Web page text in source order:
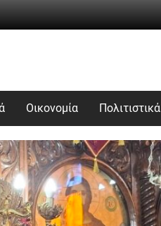
Οικονομία Πολιτιστικά